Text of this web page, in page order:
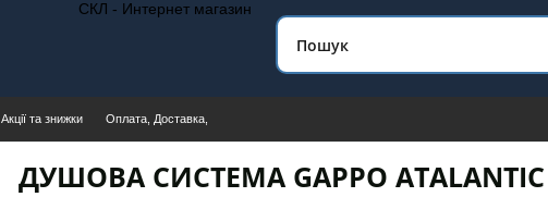
СКЛ - Интернет магазин
Акції та знижки
Оплата, Доставка,
ДУШОВА СИСТЕМА GAPPO